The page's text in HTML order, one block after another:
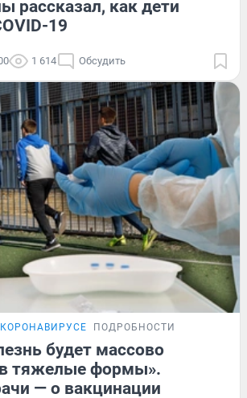
рассказал, как дети
19
1 614 Обсудить
ПОДРОБНОСТИ
будет массово
в тяжелые формы».
— о вакцинации